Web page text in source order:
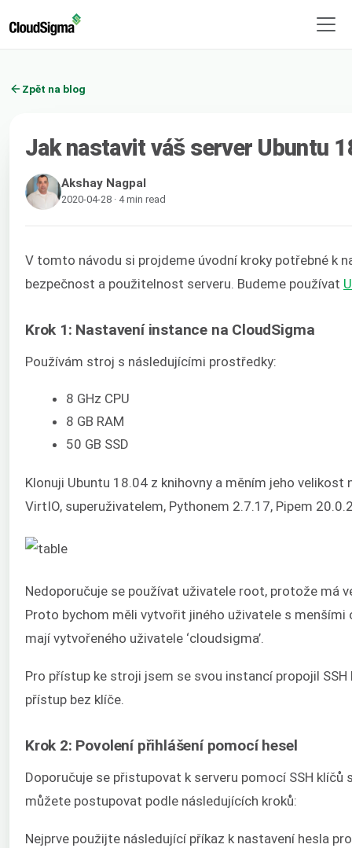
Zpět na blog
Jak nastavit váš server Ubuntu
Akshay Nagpal
2020-04-28 · 4 min read
V tomto návodu si projdeme úvodní kroky potřebné k
bezpečnost a použitelnost serveru. Budeme používat
Krok 1: Nastavení instance na CloudSigma
Používám stroj s následujícími prostředky:
8 GHz CPU
8 GB RAM
50 GB SSD
Klonuji Ubuntu 18.04 z knihovny a měním jeho
VirtIO, superuživatelem, Pythonem 2.7.17, Pipem
Nedoporučuje se používat uživatele root, protože má
Proto bychom měli vytvořit jiného uživatele s
mají vytvořeného uživatele ‘cloudsigma’.
Pro přístup ke stroji jsem se svou instancí propojil
přístup bez klíče.
Krok 2: Povolení přihlášení pomocí hesel
Doporučuje se přistupovat k serveru pomocí SSH
můžete postupovat podle následujících kroků:
Nejprve použijte následující příkaz k nastavení hesla